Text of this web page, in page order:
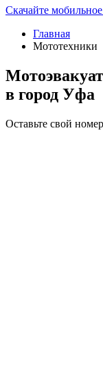
Скачайте
Главная
Мототехники
в город Уфа
Оставьте свой